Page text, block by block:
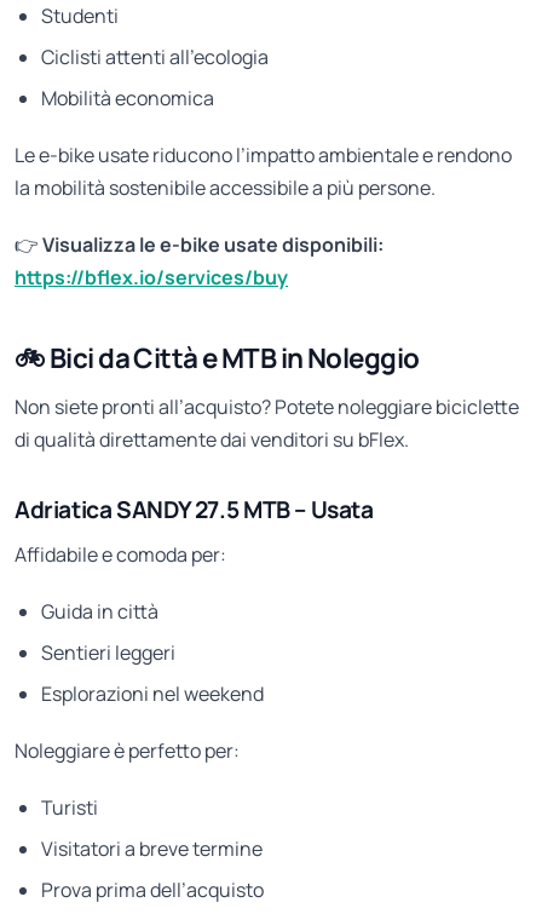
Studenti
Ciclisti attenti all’ecologia
Mobilità economica
Le e-bike usate riducono l’impatto ambientale e rendono
la mobilità sostenibile accessibile a più persone.
👉Visualizza le e-bike usate disponibili:
https://bflex.io/services/buy
🚲 Bici da Città e MTB in Noleggio
Non siete pronti all’acquisto? Potete noleggiare biciclette
di qualità direttamente dai venditori su bFlex.
Adriatica SANDY 27.5 MTB – Usata
Affidabile e comoda per:
Guida in città
Sentieri leggeri
Esplorazioni nel weekend
Noleggiare è perfetto per:
Turisti
Visitatori a breve termine
Prova prima dell’acquisto